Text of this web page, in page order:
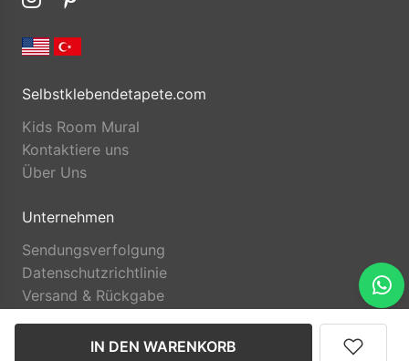
IN DEN WARENKORB
Selbstklebendetapete.com
Kids Room Mural
Kontaktiere uns
Über Uns
Unternehmen
Sendungsverfolgung
Datenschutzrichtlinie
Versand & Rückgabe